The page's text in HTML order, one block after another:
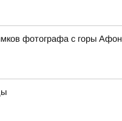
фотографа с горы Афон